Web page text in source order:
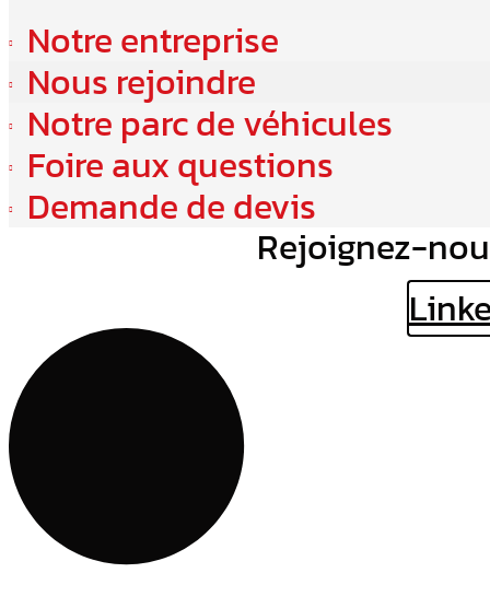
Notre entreprise
Nous rejoindre
Notre parc de véhicules
Foire aux questions
Demande de devis
Rejoignez-